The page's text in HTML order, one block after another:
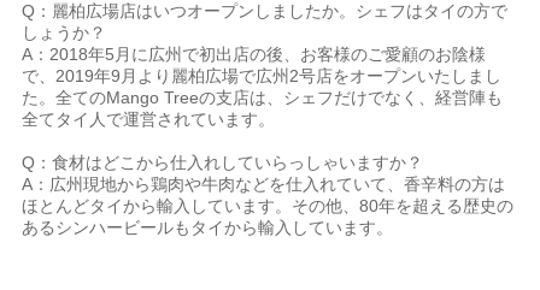
Q：麗柏広場店はいつオープンしましたか。シェフはタイの方で
しょうか？
A：2018年5月に広州で初出店の後、お客様のご愛顧のお陰様
で、2019年9月より麗柏広場で広州2号店をオープンいたしまし
た。全てのMango Treeの支店は、シェフだけでなく、経営陣も
全てタイ人で運営されています。
Q：食材はどこから仕入れしていらっしゃいますか？
A：広州現地から鶏肉や牛肉などを仕入れていて、香辛料の方は
ほとんどタイから輸入しています。その他、80年を超える歴史の
あるシンハービールもタイから輸入しています。